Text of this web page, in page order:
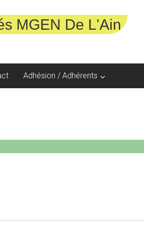
MGEN De L'Ain
Adhésion / Adhérents